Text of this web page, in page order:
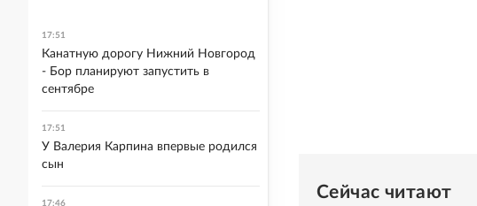
Сейчас читают
17:51
Канатную дорогу Нижний Новгород
- Бор планируют запустить в
сентябре
17:51
У Валерия Карпина впервые родился
сын
17:46